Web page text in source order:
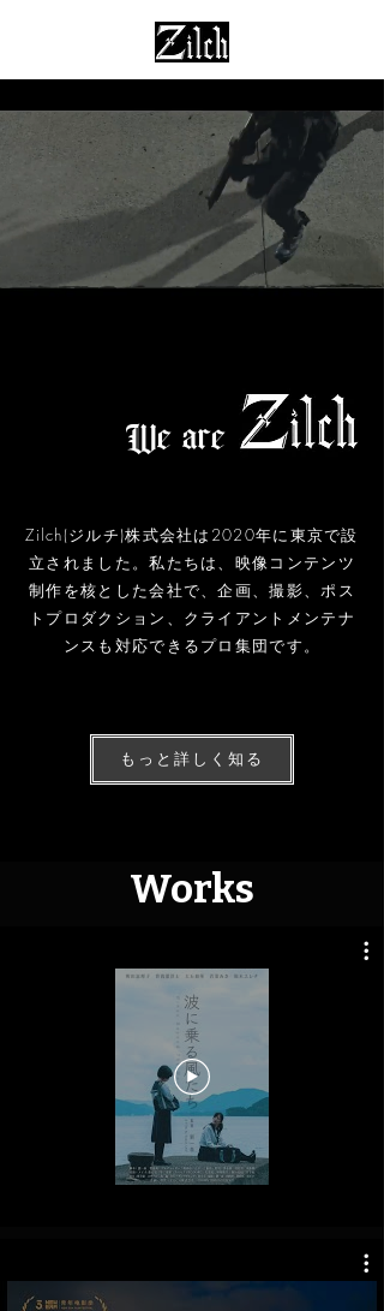
We are
Zilch(ジルチ)株式会社は2020年に東京で設
立されました。私たちは、映像コンテンツ
制作を核とした会社で、企画、撮影、ポス
トプロダクション、クライアントメンテナ
ンスも対応できるプロ集団です。
もっと詳しく知る
Works